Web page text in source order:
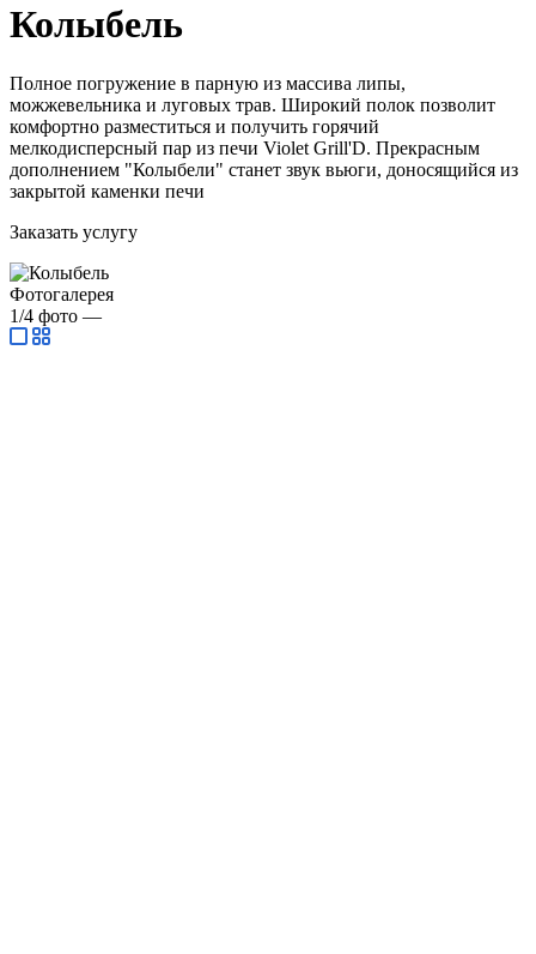
Колыбель
Полное погружение в парную из массива липы,
можжевельника и луговых трав. Широкий полок позволит
комфортно разместиться и получить горячий
мелкодисперсный пар из печи Violet Grill'D. Прекрасным
дополнением "Колыбели" станет звук вьюги, доносящийся из
закрытой каменки печи
Заказать услугу
Фотогалерея
1/4 фото —